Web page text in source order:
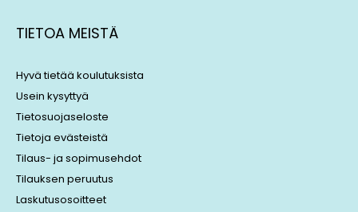
k
e
i
n
e
a
s
TIETOA MEISTÄ
Hyvä tietää koulutuksista
Usein kysyttyä
Tietosuojaseloste
Tietoja evästeistä
Tilaus- ja sopimusehdot
Tilauksen peruutus
Laskutusosoitteet